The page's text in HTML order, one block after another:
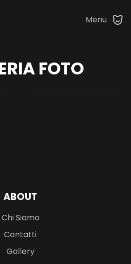
Menu
FOTO
ABOUT
Chi Siamo
Contatti
Gallery